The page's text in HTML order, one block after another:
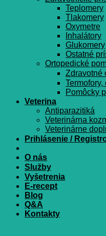
Teplomery
Tlakomery
Oxymetre
Inhalátory
Glukomery
Ostatné
Ortopedické
Zdravotné
Pomôcky
Veterina
Antiparazitiká
Veterinárna
Veterinárne
Prihlásenie /
O nás
Služby
Vyšetrenia
E-recept
Blog
Q&A
Kontakty